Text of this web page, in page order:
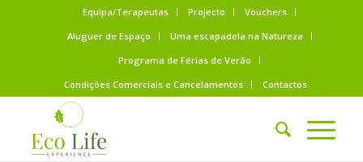
Equipa/Terapeutas Projecto
Vouchers
Aluguer de Espaço
Uma escapadela na Natureza
Programa de Férias de Verão
Condições Comerciais e Cancelamentos
Contactos